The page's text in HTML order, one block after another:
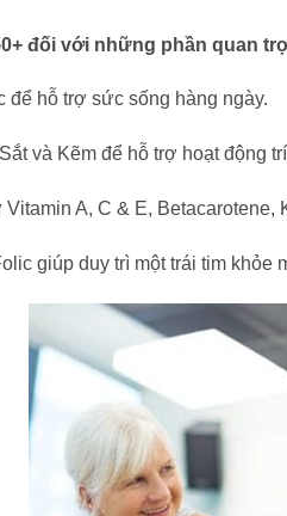
đối với những phần quan
để hỗ trợ sức sống hàng ngày.
và Kẽm để hỗ trợ hoạt động
A, C & E,
giúp duy trì một trái tim khỏe